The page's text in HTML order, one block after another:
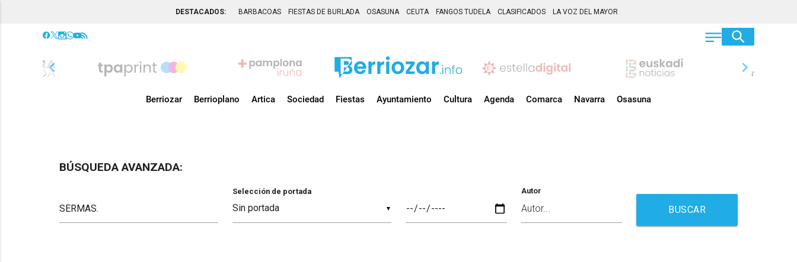
DESTACADOS: BARBACOAS FIESTAS DE BURLADA OSASUNA CEUTA FANGOS TUDELA CLASIFICADOS LA VOZ DEL MAYOR
chevron_left chevron_right
Berriozar Berrioplano Artica Sociedad Fiestas Ayuntamiento Cultura Agenda Comarca Navarra Osasuna
BÚSQUEDA AVANZADA:
▼
Selección de portada Autor
BUSCAR